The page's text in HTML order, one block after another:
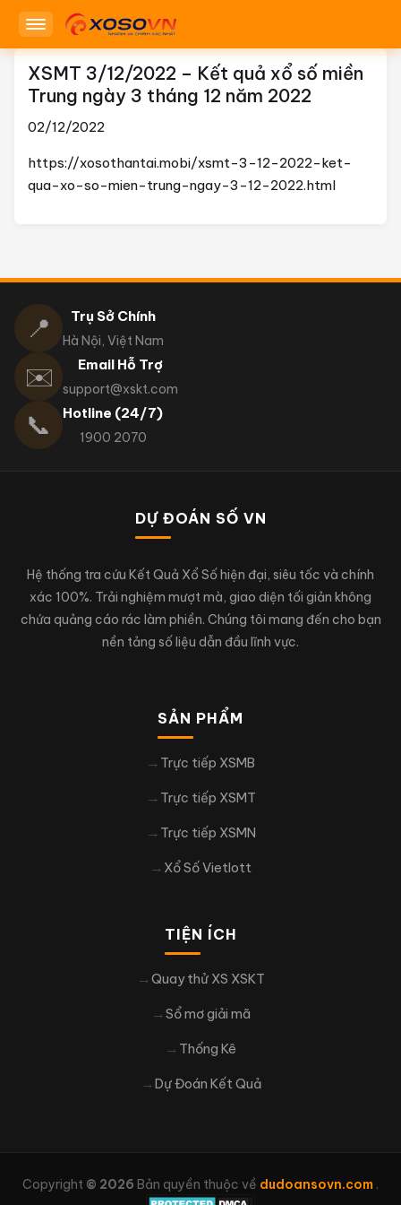
XSMT 3/12/2022 – Kết quả xổ số miền
Trung ngày 3 tháng 12 năm 2022
02/12/2022
https://xosothantai.mobi/xsmt-3-12-2022-ket-
qua-xo-so-mien-trung-ngay-3-12-2022.html
📍 Trụ Sở Chính
Hà Nội, Việt Nam
✉️ Email Hỗ Trợ
support@xskt.com
📞 Hotline (24/7)
1900 2070
DỰ ĐOÁN SỐ VN
Hệ thống tra cứu Kết Quả Xổ Số hiện đại, siêu tốc và chính
xác 100%. Trải nghiệm mượt mà, giao diện tối giản không
chứa quảng cáo rác làm phiền. Chúng tôi mang đến cho bạn
nền tảng số liệu dẫn đầu lĩnh vực.
SẢN PHẨM
Trực tiếp XSMB
Trực tiếp XSMT
Trực tiếp XSMN
Xổ Số Vietlott
TIỆN ÍCH
Quay thử XS XSKT
Sổ mơ giải mã
Thống Kê
Dự Đoán Kết Quả
Copyright © 2026 Bản quyền thuộc về dudoansovn.com .